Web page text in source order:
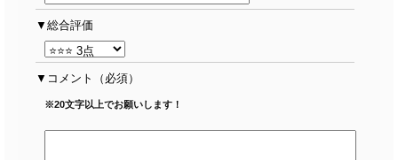
総合評価
コメント （必須）
※20文字以上でお願いします！